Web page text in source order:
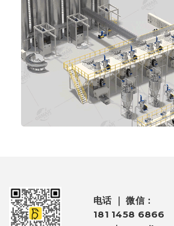
电话 ｜ 微信：
181 1458 6866